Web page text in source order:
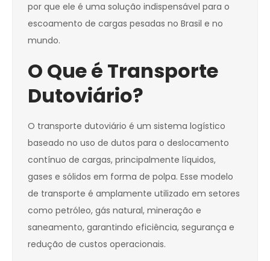
por que ele é uma solução indispensável para o
escoamento de cargas pesadas no Brasil e no
mundo.
O Que é Transporte
Dutoviário?
O transporte dutoviário é um sistema logístico
baseado no uso de dutos para o deslocamento
contínuo de cargas, principalmente líquidos,
gases e sólidos em forma de polpa. Esse modelo
de transporte é amplamente utilizado em setores
como petróleo, gás natural, mineração e
saneamento, garantindo eficiência, segurança e
redução de custos operacionais.